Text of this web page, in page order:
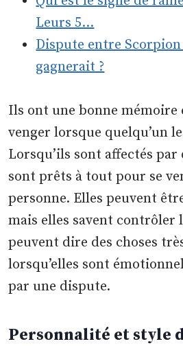
Leurs 5…
Dispute entre
gagnerait ?
Ils ont une bonne mémoire
venger lorsque quelqu’un
Lorsqu’ils sont affectés par
sont prêts à tout pour se
personne. Elles peuvent
mais elles savent contrôler
peuvent dire des choses
lorsqu’elles sont
par une dispute.
Personnalité et style